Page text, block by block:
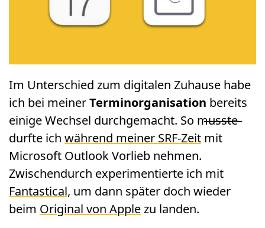
Im Unterschied zum digitalen Zuhause habe
ich bei meinerTerminorganisation bereits
einige Wechsel durchgemacht. So m̶u̶s̶s̶t̶e̶
durfte ich während meiner SRF-Zeit mit
Microsoft Outlook Vorlieb nehmen.
Zwischendurch experimentierte ich mit
Fantastical, um dann später doch wieder
beim Original von Applezu landen.